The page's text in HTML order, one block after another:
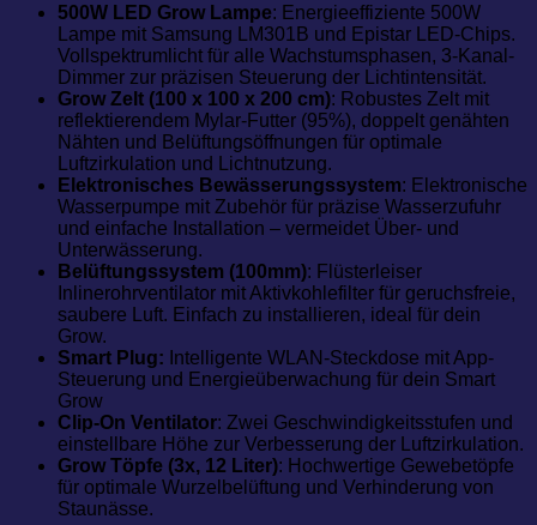
500W LED Grow Lampe: Energieeffiziente 500W
Lampe mit Samsung LM301B und Epistar LED-Chips.
Vollspektrumlicht für alle Wachstumsphasen, 3-Kanal-
Dimmer zur präzisen Steuerung der Lichtintensität.
Grow Zelt (100 x 100 x 200 cm): Robustes Zelt mit
reflektierendem Mylar-Futter (95%), doppelt genähten
Nähten und Belüftungsöffnungen für optimale
Luftzirkulation und Lichtnutzung.
Elektronisches Bewässerungssystem: Elektronische
Wasserpumpe mit Zubehör für präzise Wasserzufuhr
und einfache Installation – vermeidet Über- und
Unterwässerung.
Belüftungssystem (100mm): Flüsterleiser
Inlinerohrventilator mit Aktivkohlefilter für geruchsfreie,
saubere Luft. Einfach zu installieren, ideal für dein
Grow.
Smart Plug: Intelligente WLAN-Steckdose mit App-
Steuerung und Energieüberwachung für dein Smart
Grow
Clip-On Ventilator: Zwei Geschwindigkeitsstufen und
einstellbare Höhe zur Verbesserung der Luftzirkulation.
Grow Töpfe (3x, 12 Liter): Hochwertige Gewebetöpfe
für optimale Wurzelbelüftung und Verhinderung von
Staunässe.